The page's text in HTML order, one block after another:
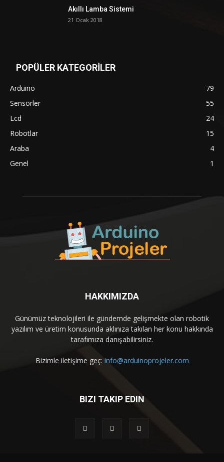
Akıllı Lamba Sistemi
21 Ocak 2018
POPÜLER KATEGORİLER
Arduino
79
Sensörler
55
Lcd
24
Robotlar
15
Araba
4
Genel
1
HAKKIMIZDA
Günümüz teknolojileri ile gündemde gelişmekte olan robotik
yazılım ve üretim konusunda aklınıza takılan her konu hakkında
tarafımıza danışabilirsiniz.
Bizimle iletişime geç: info@arduinoprojeler.com
BIZI TAKIP EDIN